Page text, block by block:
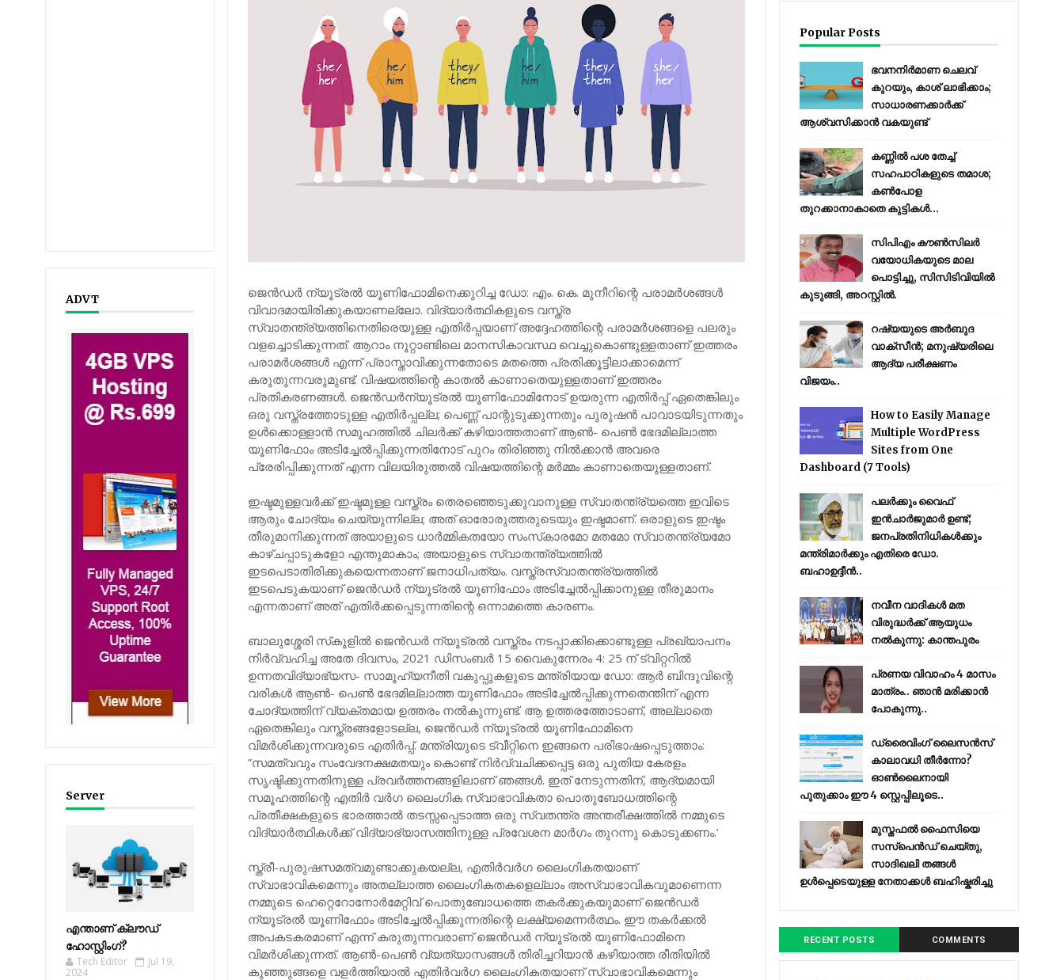
ADVT
Server
എന്താണ് ക്ലൗഡ്
ഹോസ്റ്റിംഗ്?
Tech Editor
Jul 19,
2024
ജെന്‍ഡര്‍ ന്യൂട്രല്‍ യൂണിഫോമിനെക്കുറിച്ച ഡോ: എം. കെ. മുനീറിന്റെ പരാമര്‍ശങ്ങള്‍
വിവാദമായിരിക്കുകയാണല്ലോ. വിദ്യാര്‍ത്ഥികളുടെ വസ്ത്ര
സ്വാതന്ത്ര്യത്തിനെതിരെയുള്ള എതിര്‍പ്പയാണ് അദ്ദേഹത്തിന്റെ പരാമര്‍ശങ്ങളെ പലരും
വളച്ചൊടിക്കുന്നത്. ആറാം നൂറ്റാണ്ടിലെ മാനസികാവസ്ഥ വെച്ചുകൊണ്ടുള്ളതാണ് ഇത്തരം
പരാമര്‍ശങ്ങള്‍ എന്ന് പ്രാസ്താവിക്കുന്നതോടെ മതത്തെ പ്രതിക്കൂട്ടിലാക്കാമെന്ന്
കരുതുന്നവരുമുണ്ട്. വിഷയത്തിന്റെ കാതല്‍ കാണാതെയുള്ളതാണ് ഇത്തരം
പ്രതികരണങ്ങള്‍. ജെന്‍ഡര്‍ന്യൂട്രല്‍ യൂണിഫോമിനോട് ഉയരുന്ന എതിര്‍പ്പ് ഏതെങ്കിലും
ഒരു വസ്ത്രത്തോടുള്ള എതിര്‍പ്പല്ല; പെണ്ണ് പാന്റുടുക്കുന്നതും പുരുഷന്‍ പാവാടയിടുന്നതും
ഉള്‍ക്കൊള്ളാന്‍ സമൂഹത്തില്‍ ചിലര്‍ക്ക് കഴിയാത്തതാണ് ആണ്‍- പെണ്‍ ഭേദമില്ലാത്ത
യൂണിഫോം അടിച്ചേല്‍പ്പിക്കുന്നതിനോട് പുറം തിരിഞ്ഞു നില്‍ക്കാന്‍ അവരെ
പ്രേരിപ്പിക്കുന്നത് എന്ന വിലയിരുത്തല്‍ വിഷയത്തിന്റെ മര്‍മ്മം കാണാതെയുള്ളതാണ്.
ഇഷ്ടമുള്ളവര്‍ക്ക് ഇഷ്ടമുള്ള വസ്ത്രം തെരഞ്ഞെടുക്കുവാനുള്ള സ്വാതന്ത്ര്യത്തെ ഇവിടെ
ആരും ചോദ്യം ചെയ്യുന്നില്ല; അത് ഓരോരുത്തരുടെയും ഇഷ്ടമാണ്. ഒരാളുടെ ഇഷ്ടം
തീരുമാനിക്കുന്നത് അയാളുടെ ധാര്‍മ്മികതയോ സംസ്‌കാരമോ മതമോ സ്വാതന്ത്ര്യമോ
കാഴ്ചപ്പാടുകളോ എന്തുമാകാം; അയാളുടെ സ്വാതന്ത്ര്യത്തില്‍
ഇടപെടാതിരിക്കുകയെന്നതാണ് ജനാധിപത്യം. വസ്ത്രസ്വാതന്ത്ര്യത്തില്‍
ഇടപെടുകയാണ് ജെന്‍ഡര്‍ ന്യൂട്രല്‍ യൂണിഫോം അടിച്ചേല്‍പ്പിക്കാനുള്ള തീരുമാനം
എന്നതാണ് അത് എതിര്‍ക്കപ്പെടുന്നതിന്റെ ഒന്നാമത്തെ കാരണം.
ബാലുശ്ശേരി സ്‌കൂളില്‍ ജെന്‍ഡര്‍ ന്യൂട്രല്‍ വസ്ത്രം നടപ്പാക്കിക്കൊണ്ടുള്ള പ്രഖ്യാപനം
നിര്‍വ്വഹിച്ച അതേ ദിവസം, 2021 ഡിസംബര്‍ 15 വൈകുന്നേരം 4: 25 ന് ട്വിറ്ററില്‍
ഉന്നതവിദ്യാഭ്യസ- സാമൂഹ്യനീതി വകുപ്പുകളുടെ മന്ത്രിയായ ഡോ: ആര്‍ ബിന്ദുവിന്റെ
വരികള്‍ ആണ്‍- പെണ്‍ ഭേദമില്ലാത്ത യൂണിഫോം അടിച്ചേല്‍പ്പിക്കുന്നതെന്തിന് എന്ന
ചോദ്യത്തിന് വ്യക്തമായ ഉത്തരം നല്‍കുന്നുണ്ട്. ആ ഉത്തരത്തോടാണ്, അല്ലാതെ
ഏതെങ്കിലും വസ്ത്രങ്ങളോടല്ല, ജെന്‍ഡര്‍ ന്യൂട്രല്‍ യൂണിഫോമിനെ
വിമര്‍ശിക്കുന്നവരുടെ എതിര്‍പ്പ്. മന്ത്രിയുടെ ട്വീറ്റിനെ ഇങ്ങനെ പരിഭാഷപ്പെടുത്താം:
”സമത്വവും സംവേദനക്ഷമതയും കൊണ്ട് നിര്‍വ്വചിക്കപ്പെട്ട ഒരു പുതിയ കേരളം
സൃഷ്ടിക്കുന്നതിനുള്ള പ്രവര്‍ത്തനങ്ങളിലാണ് ഞങ്ങള്‍. ഇത് നേടുന്നതിന്, ആദ്യമായി
സമൂഹത്തിന്റെ എതിര്‍ വര്‍ഗ ലൈംഗിക സ്വാഭാവികതാ പൊതുബോധത്തിന്റെ
പ്രതീക്ഷകളുടെ ഭാരത്താല്‍ തടസ്സപ്പെടാത്ത ഒരു സ്വതന്ത്ര അന്തരീക്ഷത്തില്‍ നമ്മുടെ
വിദ്യാര്‍ത്ഥികള്‍ക്ക് വിദ്യാഭ്യാസത്തിനുള്ള പ്രവേശന മാര്‍ഗം തുറന്നു കൊടുക്കണം.’
സ്ത്രീ-പുരുഷസമത്വമുണ്ടാക്കുകയല്ല, എതിര്‍വര്‍ഗ ലൈംഗികതയാണ്
സ്വാഭാവികമെന്നും അതല്ലാത്ത ലൈംഗികതകളെല്ലാം അസ്വാഭാവികവുമാണെന്ന
നമ്മുടെ ഹെറ്റെറോനോര്‍മേറ്റിവ് പൊതുബോധത്തെ തകര്‍ക്കുകയുമാണ് ജെന്‍ഡര്‍
ന്യൂട്രല്‍ യൂണിഫോം അടിച്ചേല്‍പ്പിക്കുന്നതിന്റെ ലക്ഷ്യമെന്നര്‍ത്ഥം. ഈ തകര്‍ക്കല്‍
അപകടകരമാണ് എന്ന് കരുതുന്നവരാണ് ജെന്‍ഡര്‍ ന്യൂട്രല്‍ യൂണിഫോമിനെ
വിമര്‍ശിക്കുന്നത്. ആണ്‍-പെണ്‍ വ്യത്യാസങ്ങള്‍ തിരിച്ചറിയാന്‍ കഴിയാത്ത രീതിയില്‍
കുഞ്ഞുങ്ങളെ വളര്‍ത്തിയാല്‍ എതിര്‍വര്‍ഗ ലൈംഗികതയാണ് സ്വാഭാവികമെന്നും
Popular Posts
ഭവനനിർമാണ ചെലവ്
കുറയും, കാശ് ലാഭിക്കാം;
സാധാരണക്കാർക്ക്
ആശ്വസിക്കാൻ വകയുണ്ട്
കണ്ണിൽ പശ തേച്ച്
സഹപാഠികളുടെ തമാശ;
കൺപോള
തുറക്കാനാകാതെ കുട്ടികൾ...
സിപിഎം കൗണ്‍സിലര്‍
വയോധികയുടെ മാല
പൊട്ടിച്ചു, സിസിടിവിയില്‍
കുടുങ്ങി, അറസ്റ്റില്‍.
റഷ്യയുടെ അര്‍ബുദ
വാക്‌സീന്‍; മനുഷ്യരിലെ
ആദ്യ പരീക്ഷണം
വിജയം..
How to Easily Manage
Multiple WordPress
Sites from One
Dashboard (7 Tools)
പലർക്കും വൈഫ്
ഇൻചാർജുമാർ ഉണ്ട്;
ജനപ്രതിനിധികൾക്കും
മന്ത്രിമാർക്കും എതിരെ ഡോ.
ബഹാഉദ്ദീൻ..
നവീന വാദികൾ മത
വിരുദ്ധർക്ക് ആയുധം
നൽകുന്നു: കാന്തപുരം
പ്രണയ വിവാഹം 4 മാസം
മാത്രം.. ഞാൻ മരിക്കാൻ
പോകുന്നു..
ഡ്രൈവിംഗ് ലൈസൻസ്
കാലാവധി തീർന്നോ?
ഓൺലൈനായി
പുതുക്കാം ഈ 4 സ്റ്റെപ്പിലൂടെ..
മുസ്തഫൽ ഫൈസിയെ
സസ്‌പെൻഡ് ചെയ്തു,
സാദിഖലി തങ്ങൾ
ഉൾപ്പെടെയുള്ള നേതാക്കൾ ബഹിഷ്കരിച്ചു
RECENT POSTS COMMENTS